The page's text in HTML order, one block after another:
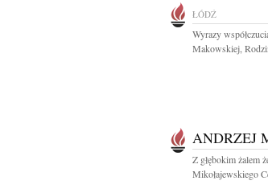
ŁÓDŹ
Wyrazy
Makowskiej,
ANDRZEJ
Z głębokim żalem
Mikołajewskiego